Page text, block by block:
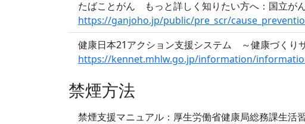
たばことがん もっと詳しく知りたい方へ：国立が
https://ganjoho.jp/public/pre_scr/
健康日本21アクション支援システム ～健康づくり
https://kennet.mhlw.go.jp/information/
禁煙方法
禁煙支援マニュアル：厚生労働省健康局総務課生活